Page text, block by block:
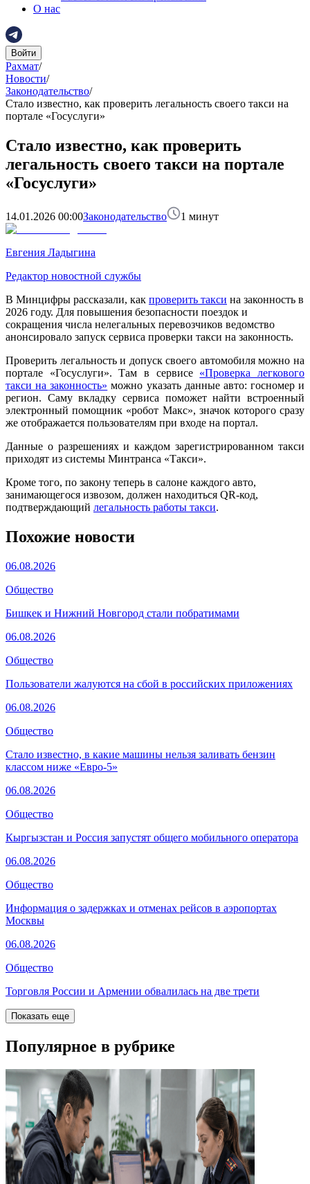
О нас
Войти
Рахмат/
Новости/
Законодательство/
Стало известно, как проверить легальность своего такси на
портале «Госуслуги»
Стало известно, как проверить
легальность своего такси на портале
«Госуслуги»
14.01.2026 00:00Законодательство 1 минут
Евгения Ладыгина
Редактор новостной службы
В Минцифры рассказали, как проверить такси на законность в
2026 году. Для повышения безопасности поездок и
сокращения числа нелегальных перевозчиков ведомство
анонсировало запуск сервиса проверки такси на законность.
Проверить легальность и допуск своего автомобиля можно на
портале «Госуслуги». Там в сервисе «Проверка легкового
такси на законность» можно указать данные авто: госномер и
регион. Саму вкладку сервиса поможет найти встроенный
электронный помощник «робот Макс», значок которого сразу
же отображается пользователям при входе на портал.
Данные о разрешениях и каждом зарегистрированном такси
приходят из системы Минтранса «Такси».
Кроме того, по закону теперь в салоне каждого авто,
занимающегося извозом, должен находиться QR-код,
подтверждающий легальность работы такси.
Похожие новости
06.08.2026
Общество
Бишкек и Нижний Новгород стали побратимами
06.08.2026
Общество
Пользователи жалуются на сбой в российских приложениях
06.08.2026
Общество
Стало известно, в какие машины нельзя заливать бензин
классом ниже «Евро-5»
06.08.2026
Общество
Кыргызстан и Россия запустят общего мобильного оператора
06.08.2026
Общество
Информация о задержках и отменах рейсов в аэропортах
Москвы
06.08.2026
Общество
Торговля России и Армении обвалилась на две трети
Показать еще
Популярное в рубрике